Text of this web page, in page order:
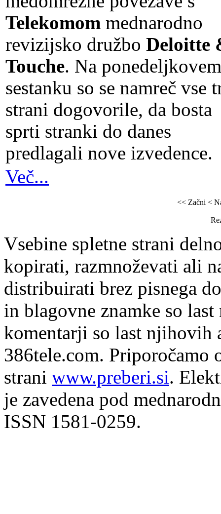
Telekomom mednarodno
revizijsko družbo Deloitte
Touche. Na ponedeljkovem
sestanku so se namreč vse
strani dogovorile, da bosta
sprti stranki do danes
predlagali nove izvedence.
Več...
<< Začni <
Vsebine spletne strani
kopirati, razmnoževati ali
distribuirati brez pisnega
in blagovne znamke so
komentarji so last njihovih
386tele.com. Priporočamo
strani www.preberi.si.
je zavedena pod
ISSN 1581-0259.